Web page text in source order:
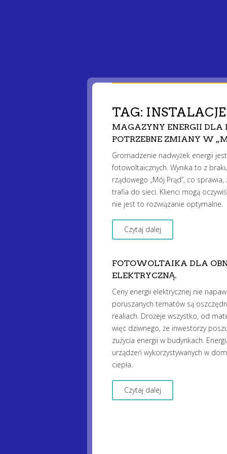
TAG:
MAGAZYNY ENERGII
POTRZEBNE ZMIANY W
Gromadzenie nadwyżek energii
fotowoltaicznych. Wynika to z
rządowego „Mój Prąd”, co
trafia do sieci. Klienci mogą
nie jest to rozwiązanie optymalne.
Czytaj dalej
FOTOWOLTAIKA DLA
ELEKTRYCZNĄ.
Ceny energii elektrycznej nie
poruszanych tematów są
realiach. Drożeje wszystko, od
więc dziwnego, że inwestorzy
zużycia energii w budynkach.
urządzeń wykorzystywanych w
ciepła.
Czytaj dalej